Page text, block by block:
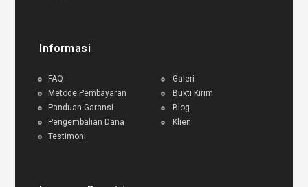
Informasi
FAQ
Metode Pembayaran
Panduan Garansi
Pengembalian Dana
Testimoni
Galeri
Bukti Kirim
Blog
Klien